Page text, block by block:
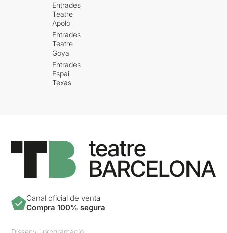
Entrades
Teatre
Apolo
Entrades
Teatre
Goya
Entrades
Espai
Texas
Canal oficial de venta
Compra 100% segura